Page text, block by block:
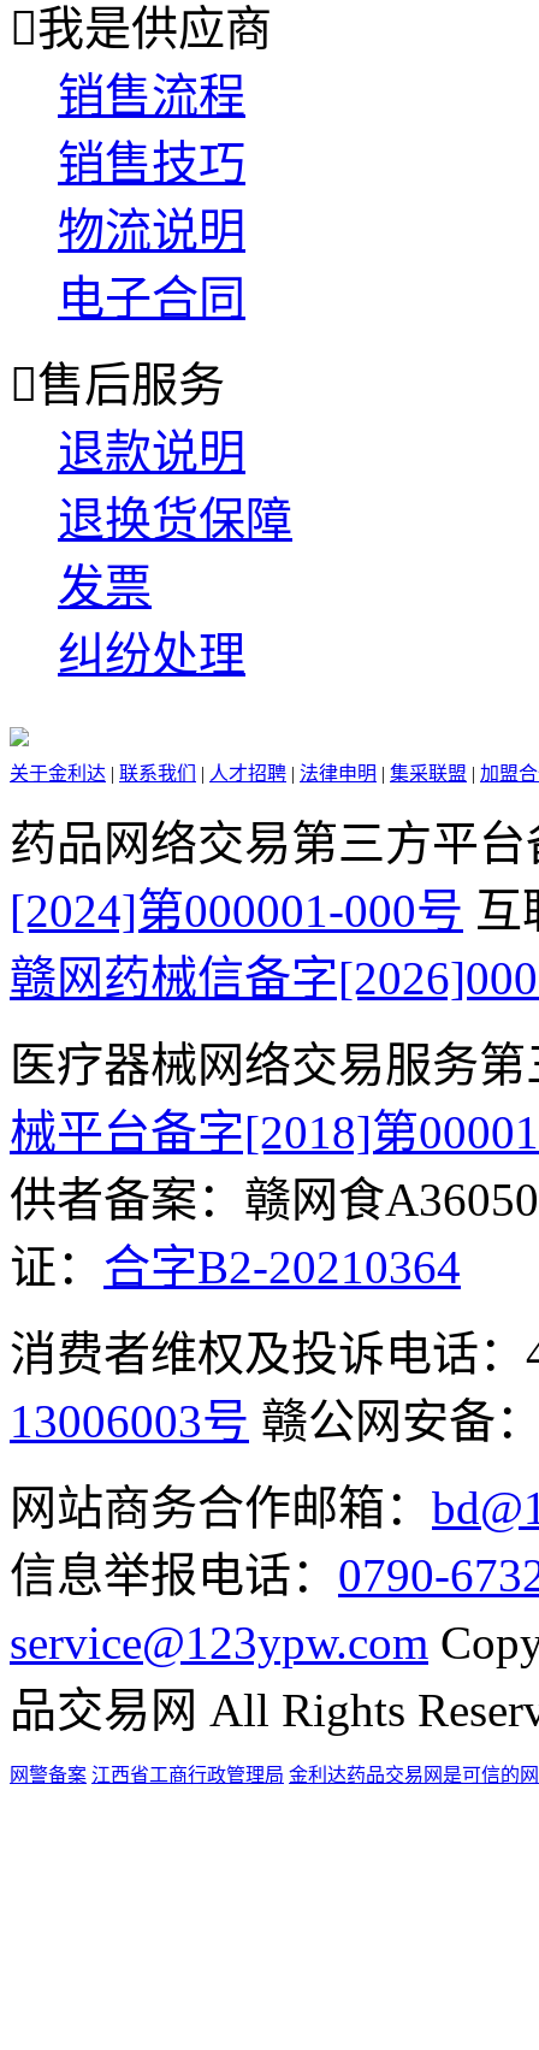
我是供应商
销售流程
销售技巧
物流说明
电子合同
售后服务
退款说明
退换货保障
发票
纠纷处理
关于金利达 | 联系我们 | 人才招聘 | 法律申明 | 集采联盟 | 加盟
药品网络交易第三方平
[2024]第000001-000号 互
赣网药械信备字
医疗器械网络交易服务
械平台备字[2018]第
供者备案：赣网食
证： 合字B2-20210364
消费者维权及投诉电话：
13006003号 赣公网安备
网站商务合作邮箱：
信息举报电话： 0790-
service@123ypw.com
品交易网 All Rights
网警备案 江西省工商行政管理局 金利达药品交易网是可信的